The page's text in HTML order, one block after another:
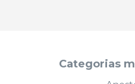
Categorias